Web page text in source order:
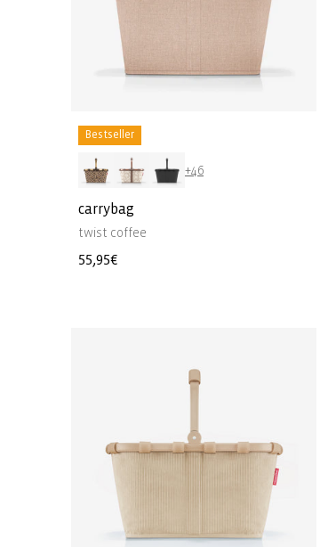
Bestseller
+46
carrybag
twist coffee
Normale
55,95€